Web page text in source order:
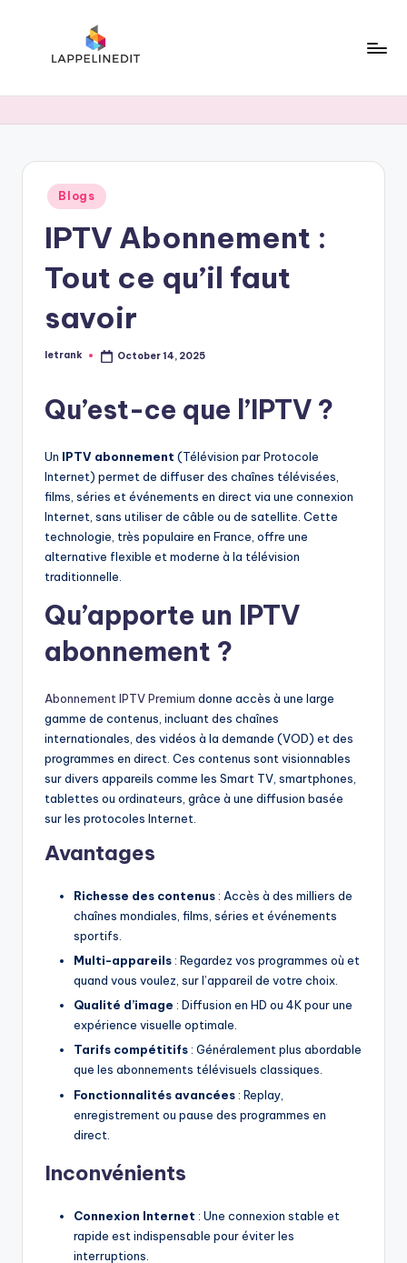
Posted
in
Blogs
IPTV Abonnement :
Tout ce qu’il faut
savoir
Posted
letrank October 14, 2025
Qu’est-ce que l’IPTV ?
Un IPTV abonnement (Télévision par Protocole
Internet) permet de diffuser des chaînes télévisées,
films, séries et événements en direct via une connexion
Internet, sans utiliser de câble ou de satellite. Cette
technologie, très populaire en France, offre une
alternative flexible et moderne à la télévision
traditionnelle.
Qu’apporte un IPTV
abonnement ?
Abonnement IPTV Premium donne accès à une large
gamme de contenus, incluant des chaînes
internationales, des vidéos à la demande (VOD) et des
programmes en direct. Ces contenus sont visionnables
sur divers appareils comme les Smart TV, smartphones,
tablettes ou ordinateurs, grâce à une diffusion basée
sur les protocoles Internet.
Avantages
Richesse des contenus : Accès à des milliers de
chaînes mondiales, films, séries et événements
sportifs.
Multi-appareils : Regardez vos programmes où et
quand vous voulez, sur l’appareil de votre choix.
Qualité d’image : Diffusion en HD ou 4K pour une
expérience visuelle optimale.
Tarifs compétitifs : Généralement plus abordable
que les abonnements télévisuels classiques.
Fonctionnalités avancées : Replay,
enregistrement ou pause des programmes en
direct.
Inconvénients
Connexion Internet : Une connexion stable et
rapide est indispensable pour éviter les
interruptions.